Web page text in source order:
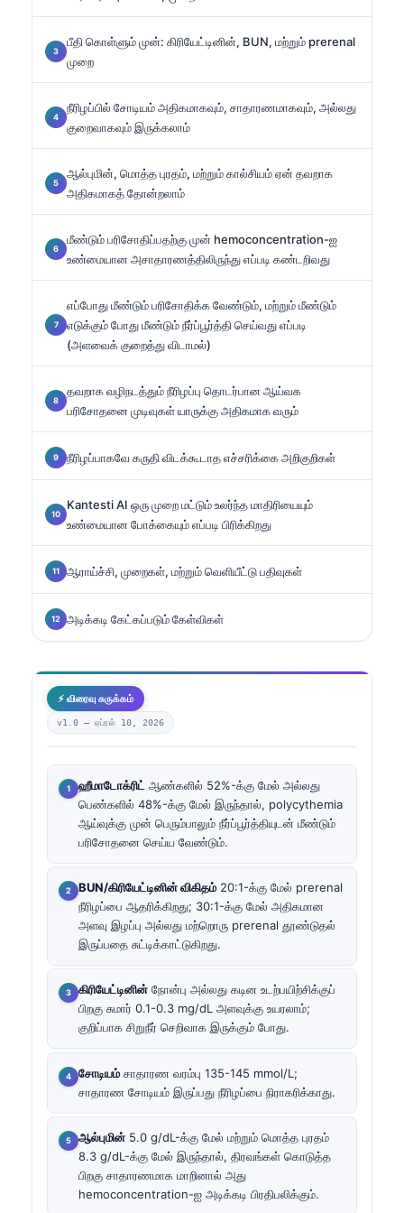
பீதி கொள்ளும் முன்: கிரியேட்டினின், BUN, மற்றும் prerenal
முறை
நீரிழப்பில் சோடியம் அதிகமாகவும், சாதாரணமாகவும், அல்லது
குறைவாகவும் இருக்கலாம்
ஆல்புமின், மொத்த புரதம், மற்றும் கால்சியம் ஏன் தவறாக
அதிகமாகத் தோன்றலாம்
மீண்டும் பரிசோதிப்பதற்கு முன் hemoconcentration-ஐ
உண்மையான அசாதாரணத்திலிருந்து எப்படி கண்டறிவது
எப்போது மீண்டும் பரிசோதிக்க வேண்டும், மற்றும் மீண்டும்
எடுக்கும் போது மீண்டும் நீர்ப்பூர்த்தி செய்வது எப்படி
(அளவைக் குறைத்து விடாமல்)
தவறாக வழிநடத்தும் நீரிழப்பு தொடர்பான ஆய்வக
பரிசோதனை முடிவுகள் யாருக்கு அதிகமாக வரும்
நீரிழப்பாகவே கருதி விடக்கூடாத எச்சரிக்கை அறிகுறிகள்
Kantesti AI ஒரு முறை மட்டும் உலர்ந்த மாதிரியையும்
உண்மையான போக்கையும் எப்படி பிரிக்கிறது
ஆராய்ச்சி, முறைகள், மற்றும் வெளியீட்டு பதிவுகள்
அடிக்கடி கேட்கப்படும் கேள்விகள்
⚡ விரைவு சுருக்கம்
v1.0 — ஏப்ரல் 10, 2026
ஹீமாடோக்ரிட் ஆண்களில் 52%-க்கு மேல் அல்லது
பெண்களில் 48%-க்கு மேல் இருந்தால், polycythemia
ஆய்வுக்கு முன் பெரும்பாலும் நீர்ப்பூர்த்தியுடன் மீண்டும்
பரிசோதனை செய்ய வேண்டும்.
BUN/கிரியேட்டினின் விகிதம்20:1-க்கு மேல் prerenal
நீரிழப்பை ஆதரிக்கிறது; 30:1-க்கு மேல் அதிகமான
அளவு இழப்பு அல்லது மற்றொரு prerenal தூண்டுதல்
இருப்பதை சுட்டிக்காட்டுகிறது.
கிரியேட்டினின் நோன்பு அல்லது கடின உடற்பயிற்சிக்குப்
பிறகு சுமார் 0.1-0.3 mg/dL அளவுக்கு உயரலாம்;
குறிப்பாக சிறுநீர் செறிவாக இருக்கும் போது.
சோடியம்சாதாரண வரம்பு 135-145 mmol/L;
சாதாரண சோடியம் இருப்பது நீரிழப்பை நிராகரிக்காது.
ஆல்புமின் 5.0 g/dL-க்கு மேல் மற்றும் மொத்த புரதம்
8.3 g/dL-க்கு மேல் இருந்தால், திரவங்கள் கொடுத்த
பிறகு சாதாரணமாக மாறினால் அது
hemoconcentration-ஐ அடிக்கடி பிரதிபலிக்கும்.